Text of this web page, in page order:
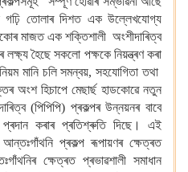
গঢ়ি তোলাৰ দিশত এক উল্লেখযোগ্য
মাজত এক শক্তিশালী অংশীদাৰিত্ব
হৈছে সকলো পক্ষকে নিয়ন্ত্ৰণ কৰা
মানি চলি সমন্বয়, সহযোগিতা তথা
অংশ হিচাপে মেছাৰ্ছ হাডকোৱে নতুন
(পিপিপি) প্ৰকল্পৰ উন্নয়নৰ বাবে
কৰাৰ প্ৰতিশ্ৰুতি দিছে। এই
প্ৰকল্প ৰূপায়ণৰ ক্ষেত্ৰত
ক্ষেত্ৰত প্ৰভাৱশালী সমাধান